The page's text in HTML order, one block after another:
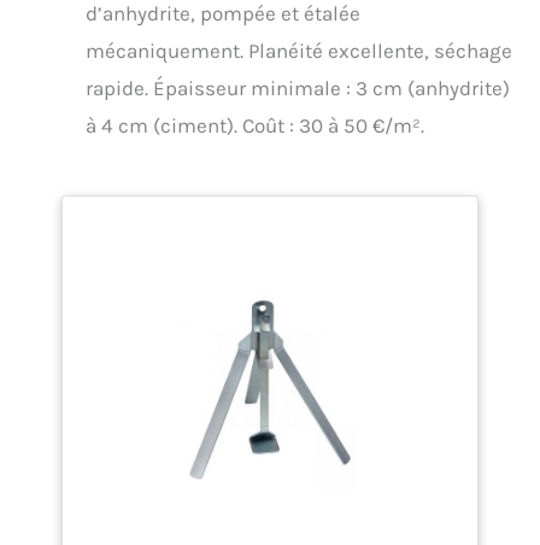
d’anhydrite, pompée et étalée
mécaniquement. Planéité excellente, séchage
rapide. Épaisseur minimale : 3 cm (anhydrite)
à 4 cm (ciment). Coût : 30 à 50 €/m².